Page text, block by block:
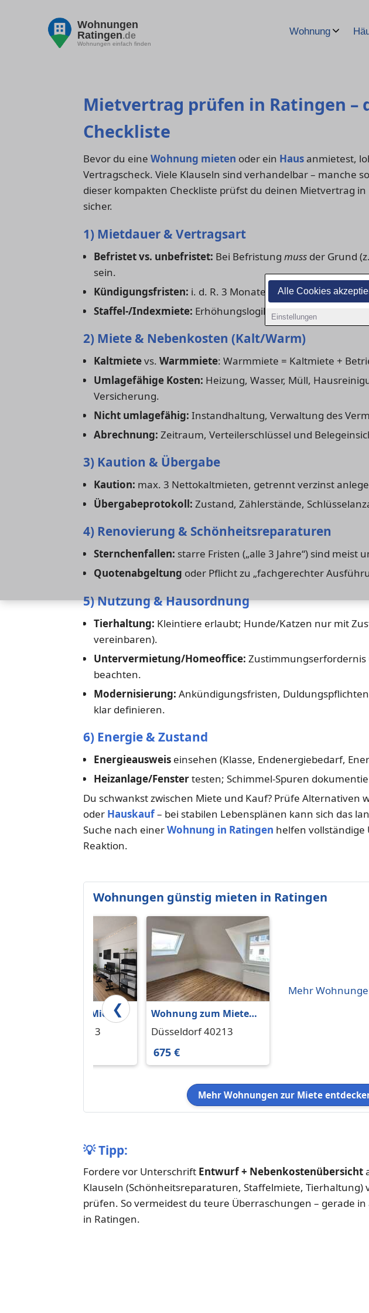
Alle Cookies
Einstellungen
Wohnungen
Ratingen.de
Wohnungen einfach finden
Wohnung
Mietvertrag prüfen in Ratingen –
Checkliste
Bevor du eine Wohnung mieten oder ein Hausanmietest,
Vertragscheck. Viele Klauseln sind verhandelbar – manche
dieser kompakten Checkliste prüfst du deinen Mietvertrag
sicher.
1) Mietdauer & Vertragsart
Befristet vs. unbefristet: Bei Befristung mussder Grund
sein.
Kündigungsfristen: i. d. R. 3 Monate –
Staffel-/Indexmiete: Erhöhungslogik verstehen; passt sie
2) Miete & Nebenkosten (Kalt/Warm)
Kaltmietevs. Warmmiete: Warmmiete = Kaltmiete +
Umlagefähige Kosten: Heizung, Wasser, Müll,
Versicherung.
Nicht umlagefähig: Instandhaltung, Verwaltung des
Abrechnung: Zeitraum, Verteilerschlüssel und
3) Kaution & Übergabe
Kaution: max. 3 Nettokaltmieten, getrennt verzinst
Übergabeprotokoll: Zustand, Zählerstände,
4) Renovierung & Schönheitsreparaturen
Sternchenfallen: starre Fristen („alle 3 Jahre“) sind meist
Quotenabgeltung oder Pflicht zu „fachgerechter
5) Nutzung & Hausordnung
Tierhaltung: Kleintiere erlaubt; Hunde/Katzen nur mit
vereinbaren).
Untervermietung/Homeoffice: Zustimmungserfordernis
beachten.
Modernisierung: Ankündigungsfristen,
klar definieren.
6) Energie & Zustand
Energieausweiseinsehen (Klasse, Endenergiebedarf,
Heizanlage/Fenstertesten; Schimmel-Spuren
Du schwankst zwischen Miete und Kauf? Prüfe Alternativen
oder Hauskauf– bei stabilen Lebensplänen kann sich das
Suche nach einerWohnung in Ratingen helfen vollständige
Reaktion.
Wohnungen günstig mieten in Ratingen
❮
Wohnung zum Mieten
in Düsseldorf 675 € 27
Düsseldorf 40213
Wohnung zum Mieten
in Düsseldorf 675 € 28
Düsseldorf 40213
675 €
Mehr
Mehr Wohnungen zur Miete
💡Tipp:
Fordere vor Unterschrift Entwurf + Nebenkostenübersicht
Klauseln (Schönheitsreparaturen, Staffelmiete, Tierhaltung)
prüfen. So vermeidest du teure Überraschungen – gerade
in Ratingen.